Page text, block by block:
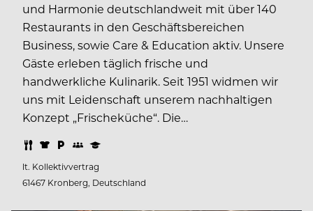
und Harmonie deutschlandweit mit über 140
Restaurants in den Geschäftsbereichen
Business, sowie Care & Education aktiv. Unsere
Gäste erleben täglich frische und
handwerkliche Kulinarik. Seit 1951 widmen wir
uns mit Leidenschaft unserem nachhaltigen
Konzept „Frischeküche“. Die…
lt. Kollektivvertrag
61467 Kronberg, Deutschland